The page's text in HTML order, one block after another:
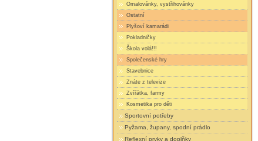
Omalovánky, vystřihovánky
Ostatní
Plyšoví kamarádi
Pokladničky
Škola volá!!!
Společenské hry
Stavebnice
Znáte z televize
Zvířátka, farmy
Kosmetika pro děti
Sportovní potřeby
Pyžama, župany, spodní prádlo
Reflexní prvky a doplňky